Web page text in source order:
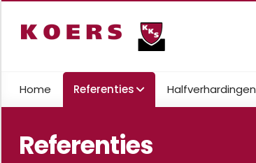
Home Referenties Halfverhardingen
Referenties